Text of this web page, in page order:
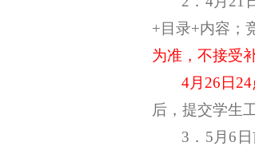
+目录+内容；
为准，不接受
4月26日
后，提交学生
3 ． 5月6